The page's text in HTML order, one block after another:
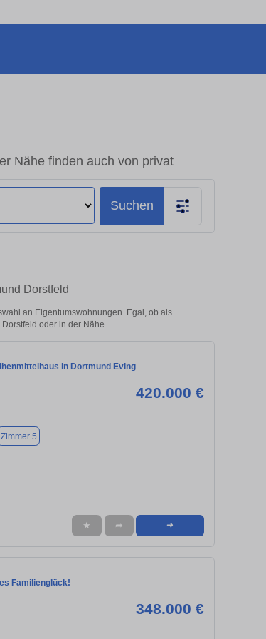
Nähe finden auch von privat
Suchen
Dorstfeld
an Eigentumswohnungen. Egal, ob als
oder in der Nähe.
in Dortmund Eving
420.000 €
Zimmer 5
★ ➦ ➜
Familienglück!
348.000 €